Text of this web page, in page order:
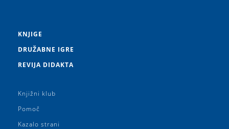
KNJIGE
DRUŽABNE IGRE
REVIJA DIDAKTA
Knjižni klub
Pomoč
Kazalo strani